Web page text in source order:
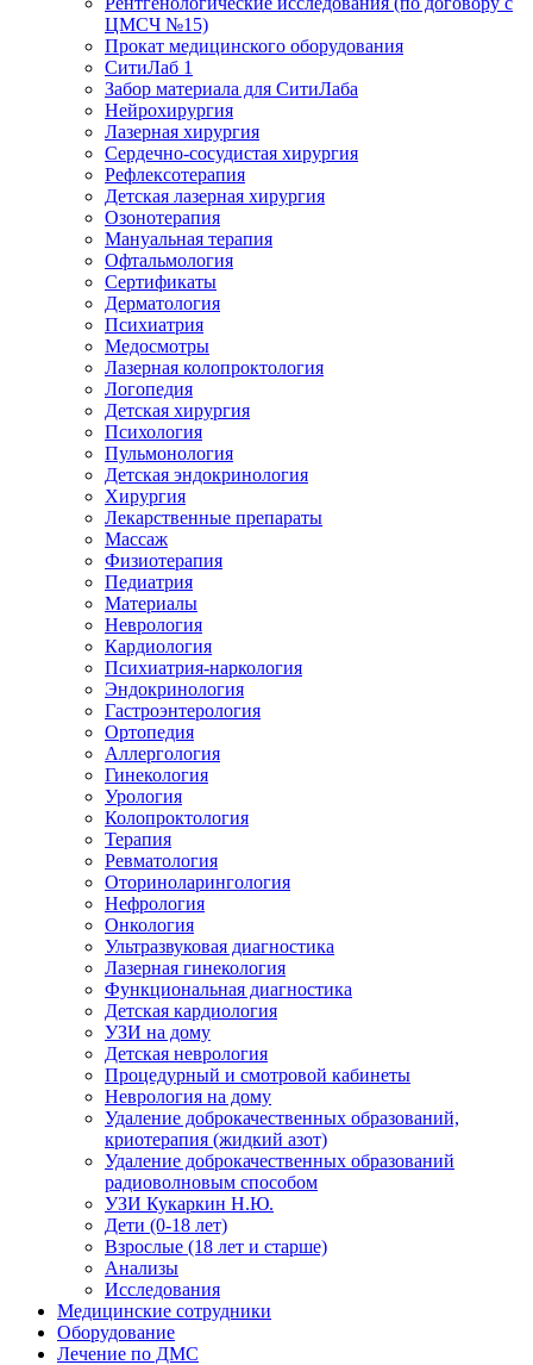
ЦМСЧ №15)
Прокат медицинского оборудования
СитиЛаб 1
Забор материала для СитиЛаба
Нейрохирургия
Лазерная хирургия
Сердечно-сосудистая хирургия
Рефлексотерапия
Детская лазерная хирургия
Озонотерапия
Мануальная терапия
Офтальмология
Сертификаты
Дерматология
Психиатрия
Медосмотры
Лазерная колопроктология
Логопедия
Детская хирургия
Психология
Пульмонология
Детская эндокринология
Хирургия
Лекарственные препараты
Массаж
Физиотерапия
Педиатрия
Материалы
Неврология
Кардиология
Психиатрия-наркология
Эндокринология
Гастроэнтерология
Ортопедия
Аллергология
Гинекология
Урология
Колопроктология
Терапия
Ревматология
Оториноларингология
Нефрология
Онкология
Ультразвуковая диагностика
Лазерная гинекология
Функциональная диагностика
Детская кардиология
УЗИ на дому
Детская неврология
Процедурный и смотровой кабинеты
Неврология на дому
Удаление доброкачественных образований,
криотерапия (жидкий азот)
Удаление доброкачественных образований
радиоволновым способом
УЗИ Кукаркин Н.Ю.
Дети (0-18 лет)
Взрослые (18 лет и старше)
Анализы
Исследования
Медицинские сотрудники
Оборудование
Лечение по ДМС